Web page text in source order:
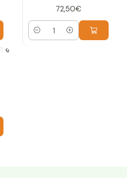
72,50€
Quantidade